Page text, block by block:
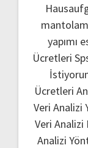
yapımı
Ücretleri
Ücretleri
Veri Analizi
Veri Analizi
Analizi